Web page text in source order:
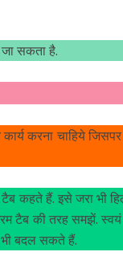
सकता है.
करना चाहिये
कहते हैं. इसे जरा भी
टैब की तरह समझें.
बदल सकते हैं.